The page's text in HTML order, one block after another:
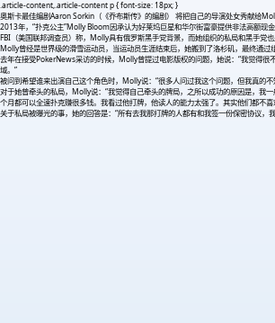
.article-content,.article-content p { font-size: 18px; }
奥斯卡最佳编剧Aaron Sorkin（《乔布斯传》的编剧） 将把自己的导演处女秀献给
2013年，“扑克公主”Molly Bloom因承认为好莱坞巨星和华尔街富豪提供非法高额
FBI（美国联邦调查员）称，Molly具有俄罗斯黑手党背景，而她组织的私局和黑手
Molly曾经是世界级的滑雪运动员，当运动员生涯结束后，她搬到了洛杉矶，最终通
去年在接受PokerNews采访的时候，Molly曾提过电影版权的问题，她说：“我觉得很
域。”
被问到希望谁来出演自己这个角色时，Molly说：“很多人问过我这个问题，但我真的
对于她曾牵头的私局，Molly说：“我觉得自己牵头的牌局，之所以成功的原因是，我
个月都可以全速扑克赚很多钱。我看过他打牌，他读人的能力太强了。其实他们都不
关于私局被曝光的事，她的回答是：“所有去我那打牌的人都有和我签一份保密协议